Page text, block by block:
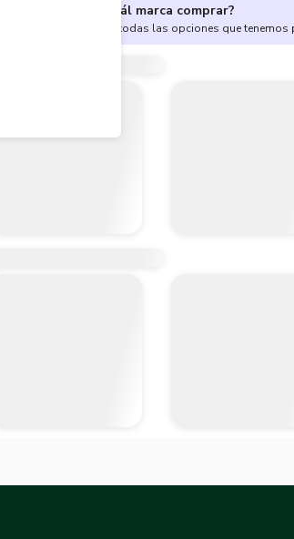
¿No sabes cuál marca comprar?
Encuentra aquí todas las opciones que tenemos